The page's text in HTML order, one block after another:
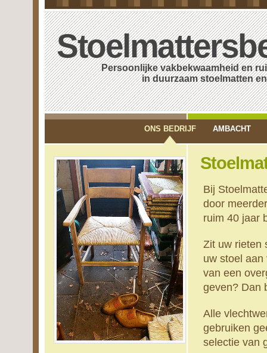
Persoonlijke vakbekwaamheid en
in duurzaam stoelmatten en
ONS BEDRIJF AMBACHT
Bij
door
ruim 40 jaar
Zit uw rieten
uw stoel
van een
geven? Dan
Alle
gebruiken
selectie van